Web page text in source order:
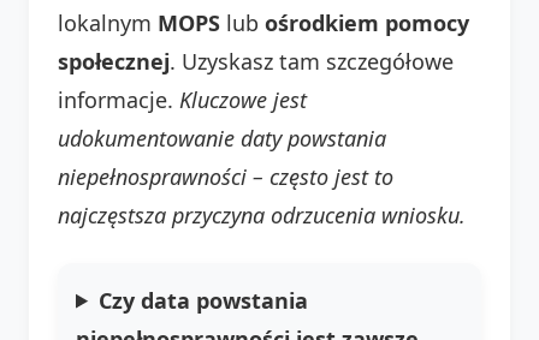
lokalnym MOPS lub ośrodkiem pomocy
społecznej. Uzyskasz tam szczegółowe
informacje. Kluczowe jest
udokumentowanie daty powstania
niepełnosprawności – często jest to
najczęstsza przyczyna odrzucenia wniosku.
Czy data powstania